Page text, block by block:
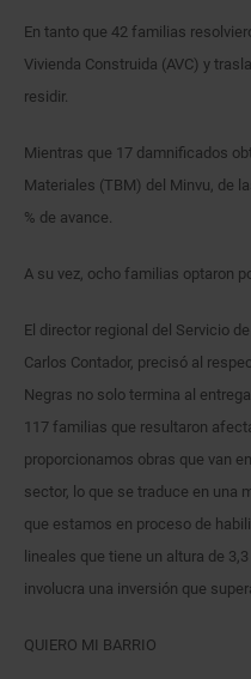
En tanto que 42 familias
Vivienda Construida (AVC) y
residir.
Mientras que 17 damnificados
Materiales (TBM) del Minvu, de
% de avance.
A su vez, ocho familias optaron
El director regional del Servicio
Carlos Contador, precisó al
Negras no solo termina al
117 familias que resultaron
proporcionamos obras que van
sector, lo que se traduce en una
que estamos en proceso de
lineales que tiene un altura de
involucra una inversión que
QUIERO MI BARRIO